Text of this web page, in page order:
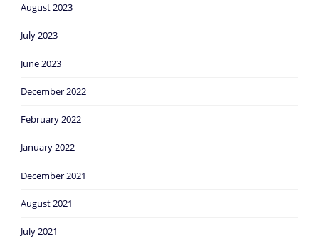
August 2023
July 2023
June 2023
December 2022
February 2022
January 2022
December 2021
August 2021
July 2021